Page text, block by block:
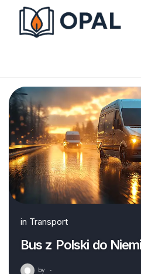
content
in Transport
Bus z Polski do
by ·